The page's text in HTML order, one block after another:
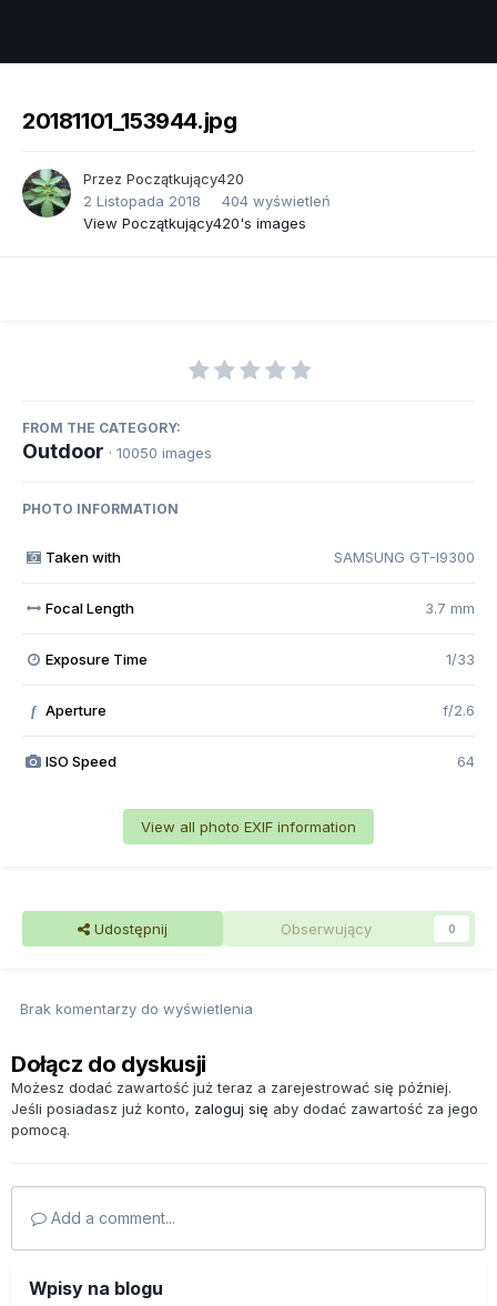
20181101_153944.jpg
Przez Początkujący420
2 Listopada 2018
404 wyświetleń
View Początkujący420's images
FROM THE CATEGORY:
Outdoor · 10050 images
PHOTO INFORMATION
Taken with SAMSUNG GT-I9300
Focal Length 3.7 mm
Exposure Time 1/33
f Aperture f/2.6
ISO Speed 64
View all photo EXIF information
Udostępnij Obserwujący 0
Brak komentarzy do wyświetlenia
Dołącz do dyskusji
Możesz dodać zawartość już teraz a zarejestrować się później.
Jeśli posiadasz już konto, zaloguj się aby dodać zawartość za jego
pomocą.
Add a comment...
Wpisy na blogu